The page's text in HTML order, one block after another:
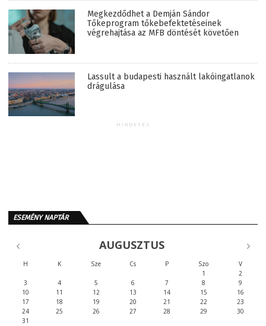
Megkezdődhet a Demján Sándor
Tőkeprogram tőkebefektetéseinek
végrehajtása az MFB döntését követően
Lassult a budapesti használt lakóingatlanok
drágulása
HIRDETÉS
ESEMÉNY NAPTÁR
AUGUSZTUS
H K Sze Cs P Szo
V
1
2
3
4 5 6 7 8
9
10
11 12 13 14 15
16
17
18 19 20 21 22
23
24
25 26 27 28 29
30
31